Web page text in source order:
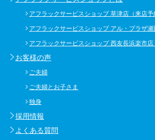
アフラックサービスショップ 草津店（来店予
アフラックサービスショップ アル・プラザ瀬
アフラックサービスショップ 西友長浜楽市店
お客様の声
ご夫婦
ご夫婦とお子さま
独身
採用情報
よくある質問